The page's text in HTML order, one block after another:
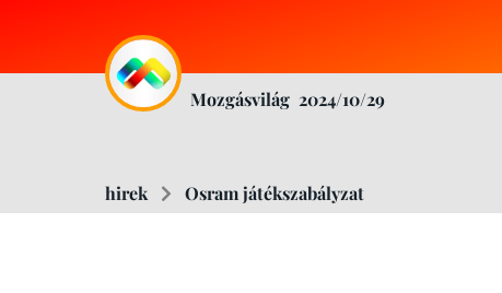
Mozgásvilág 2024/10/29
hirek Osram játékszabályzat